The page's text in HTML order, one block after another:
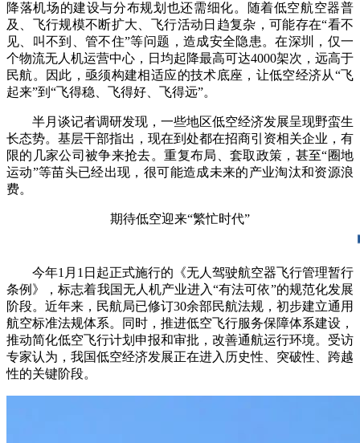
降落机场的建设与分布规划也还需细化。随着低空航空器普
及、飞行规模不断扩大、飞行活动日趋复杂，可能存在“看不
见、叫不到、管不住”等问题，造成安全隐患。在深圳，仅一
个物流无人机运营中心，日均起降最高可达4000架次，远高于
民航。因此，亟须构建相适应的技术底座，让低空经济从“飞
起来”到“飞得稳、飞得好、飞得远”。
半月谈记者调研发现，一些地区低空经济发展呈现野蛮生
长态势。基层干部指出，现在到处都在招商引资相关企业，有
限的几家公司被争来抢去。重复布局、套取政策，甚至“圈地
运动”等苗头已经出现，很可能造成未来的产业淘汰和资源浪
费。
期待低空迎来“繁忙时代”
今年1月1日起正式施行的《无人驾驶航空器飞行管理暂行
条例》，标志着我国无人机产业进入“有法可依”的规范化发展
阶段。近年来，民航局已修订30余部民航法规，初步建立通用
航空标准法规体系。同时，推进低空飞行服务保障体系建设，
推动简化低空飞行计划申报和审批，改善通航运行环境。受访
专家认为，我国低空经济发展正在进入历史性、突破性、跨越
性的关键阶段。